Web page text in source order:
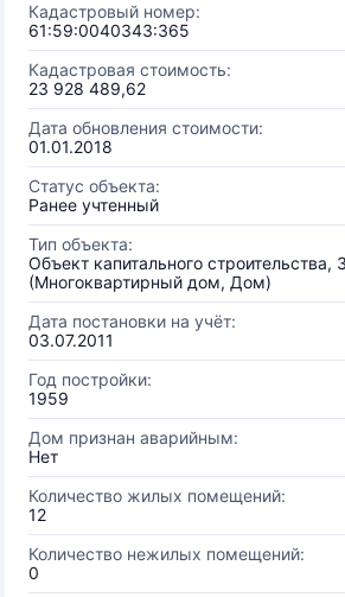
Кадастровый номер:
61:59:0040343:365
Кадастровая стоимость:
23 928 489,62
Дата обновления стоимости:
01.01.2018
Статус объекта:
Ранее учтенный
Тип объекта:
Объект капитального строительства,
(Многоквартирный дом, Дом)
Дата постановки на учёт:
03.07.2011
Год постройки:
1959
Дом признан аварийным:
Нет
Количество жилых помещений:
12
Количество нежилых помещений:
0